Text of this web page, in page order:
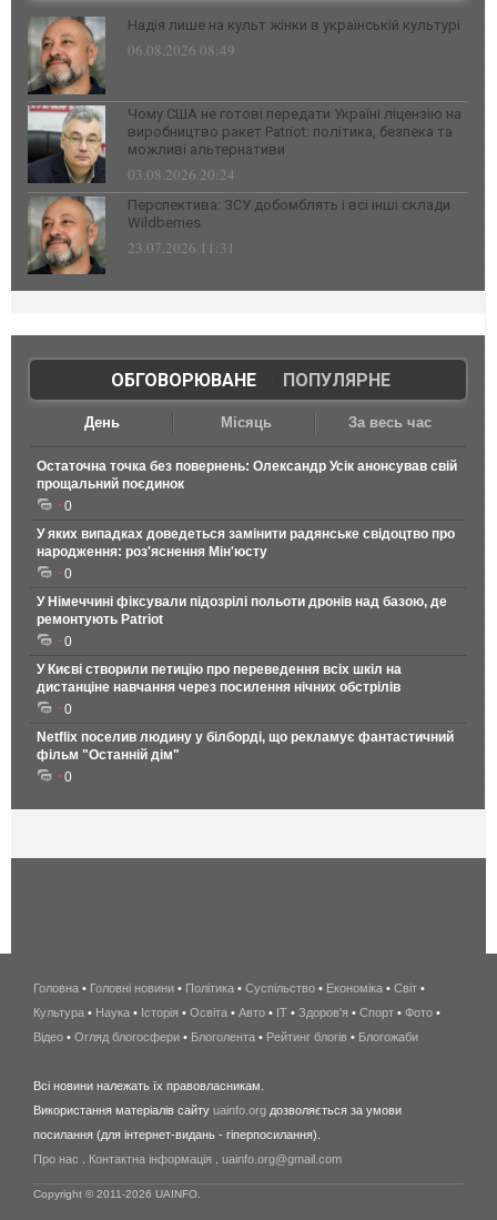
Надія лише на культ жінки в українській культурі
06.08.2026 08:49
Чому США не готові передати Україні ліцензію на
виробництво ракет Patriot: політика, безпека та
можливі альтернативи
03.08.2026 20:24
Перспектива: ЗСУ добомблять і всі інші склади
Wildberries
23.07.2026 11:31
ОБГОВОРЮВАНЕ| ПОПУЛЯРНЕ
День Місяць За весь час
Остаточна точка без повернень: Олександр Усік анонсував свій
прощальний поєдинок
0
У яких випадках доведеться замінити радянське свідоцтво про
народження: роз'яснення Мін'юсту
0
У Німеччині фіксували підозрілі польоти дронів над базою, де
ремонтують Patriot
0
У Києві створили петицію про переведення всіх шкіл на
дистанціне навчання через посилення нічних обстрілів
0
Netflix поселив людину у білборді, що рекламує фантастичний
фільм "Останній дім"
0
беспроводной
интернет
киев
wimax
в
Головна • Головні новини • Політика • Суспільство • Економіка • Світ •
Культура • Наука • Історія • Освіта • Авто • IT • Здоров'я • Спорт • Фото •
Відео • Огляд блогосфери • Блоголента • Рейтинг блогів • Блогожаби
Всі новини належать їх правовласникам.
Використання матеріалів сайту uainfo.org дозволяється за умови
посилання (для інтернет-видань - гіперпосилання).
Про нас
Контактна інформація uainfo.org@gmail.com
Copyright © 2011-2026 UAINFO.